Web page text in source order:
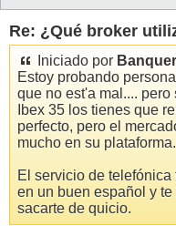
Re: ¿Qué broker
Iniciado por
Estoy probando
que no est'a mal....
Ibex 35 los tienes que
perfecto, pero el
mucho en su plataforma.
El servicio de
en un buen español y
sacarte de quicio.